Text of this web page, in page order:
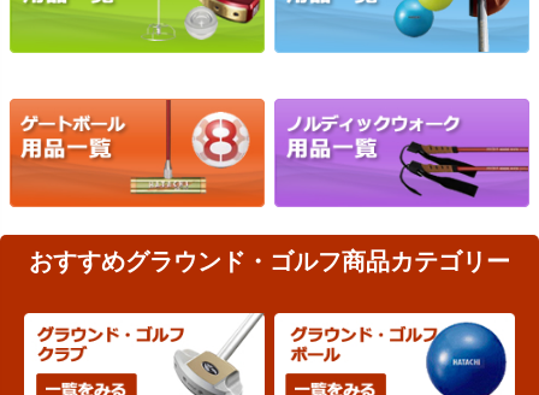
おすすめグラウンド・ゴルフ商品カテゴリー